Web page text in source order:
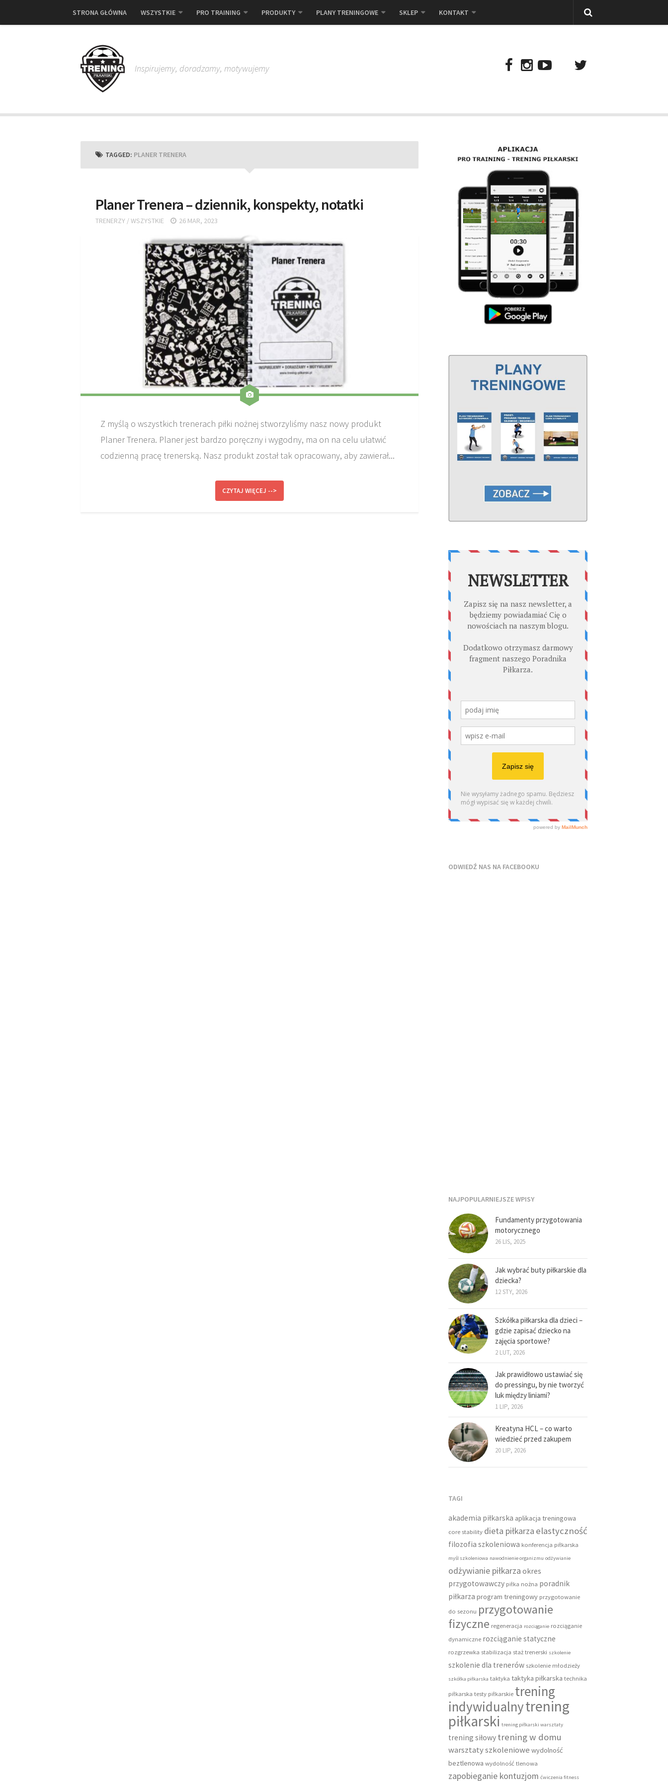
STRONA GŁÓWNA WSZYSTKIE PRO TRAINING PRODUKTY PLANY TRENINGOWE SKLEP KONTAKT
Inspirujemy, doradzamy, motywujemy
TAGGED: PLANER TRENERA
Planer Trenera – dziennik, konspekty, notatki
TRENERZY /WSZYSTKIE 26 MAR, 2023
Z myślą o wszystkich trenerach piłki nożnej stworzyliśmy nasz nowy produkt
Planer Trenera. Planer jest bardzo poręczny i wygodny, ma on na celu ułatwić
codzienną pracę trenerską. Nasz produkt został tak opracowany, aby zawierał...
CZYTAJ WIĘCEJ -->
ODWIEDŹ NAS NA FACEBOOKU
NAJPOPULARNIEJSZE WPISY
Fundamenty przygotowania
motorycznego
26 LIS, 2025
Jak wybrać buty piłkarskie dla
dziecka?
12 STY, 2026
Szkółka piłkarska dla dzieci –
gdzie zapisać dziecko na
zajęcia sportowe?
2 LUT, 2026
Jak prawidłowo ustawiać się
do pressingu, by nie tworzyć
luk między liniami?
1 LIP, 2026
Kreatyna HCL – co warto
wiedzieć przed zakupem
20 LIP, 2026
TAGI
akademia piłkarska aplikacja treningowa
core stability dieta piłkarza elastyczność
filozofia szkoleniowa konferencja piłkarska
myśl szkoleniowa nawodnienie organizmu odżywianie
odżywianie piłkarza okres
przygotowawczy piłka nożna poradnik
piłkarza program treningowy przygotowanie
do sezonu przygotowanie
fizyczne regeneracja rozciąganie rozciąganie
dynamiczne rozciąganie statyczne
rozgrzewka stabilizacja staż trenerski szkolenie
szkolenie dla trenerów szkolenie młodzieży
szkółka piłkarska taktyka taktyka piłkarska technika
piłkarska testy piłkarskie trening
indywidualnytrening
piłkarski trening piłkarski warsztaty
trening siłowy trening w domu
warsztaty szkoleniowe wydolność
beztlenowa wydolność tlenowa
zapobieganie kontuzjom ćwiczenia fitness